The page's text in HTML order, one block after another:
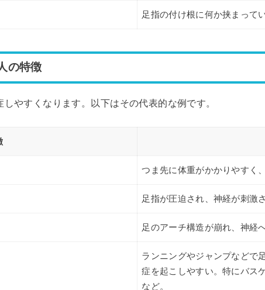
足指の付け根に何か挟まって
の特徴
やすくなります。以下はその代表的な例です。
つま先に体重がかかりやすく
足指が圧迫され、神経が刺激
足のアーチ構造が崩れ、神経
ランニングやジャンプなどで
症を起こしやすい。特にバス
など。